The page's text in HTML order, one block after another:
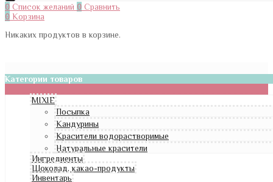
0 Список желаний 0 Сравнить
0 Корзина
Никаких продуктов в корзине.
Категории товаров
MIXIE
Посыпка
Кандурины
Красители водорастворимые
Натуральные красители
Ингредиенты
Шоколад, какао-продукты
Инвентарь